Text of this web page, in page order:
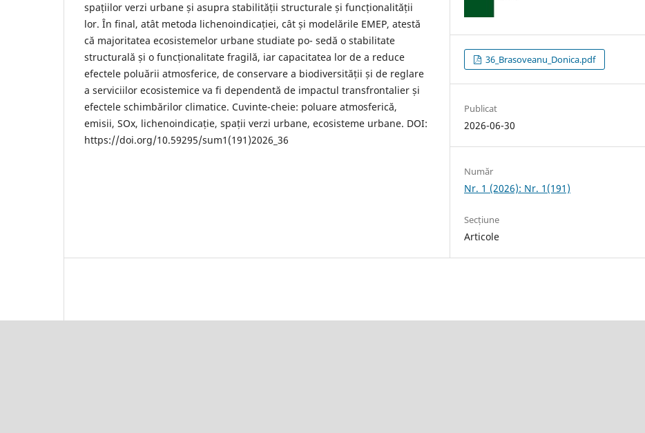
spațiilor verzi urbane și asupra stabilității structurale și funcționalității
lor. În final, atât metoda lichenoindicației, cât și modelările EMEP, atestă
că majoritatea ecosistemelor urbane studiate po- sedă o stabilitate
structurală și o funcționalitate fragilă, iar capacitatea lor de a reduce
efectele poluării atmosferice, de conservare a biodiversității și de reglare
a serviciilor ecosistemice va fi dependentă de impactul transfrontalier și
efectele schimbărilor climatice. Cuvinte-cheie: poluare atmosferică,
emisii, SOx, lichenoindicație, spații verzi urbane, ecosisteme urbane. DOI:
https://doi.org/10.59295/sum1(191)2026_36
36_Brasoveanu_Donica.pdf
Publicat
2026-06-30
Număr
Nr. 1 (2026): Nr. 1(191)
Secțiune
Articole